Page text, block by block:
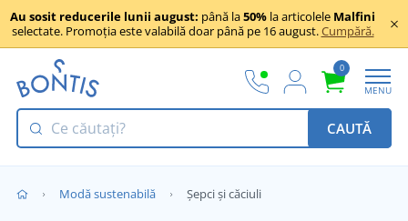
Au sosit reducerile lunii august: până la50% la articolele Malfini
selectate. Promoția este valabilă doar până pe 16 august.Cumpără.
0
MENU
CAUTĂ
Modă sustenabilă Șepci și căciuli